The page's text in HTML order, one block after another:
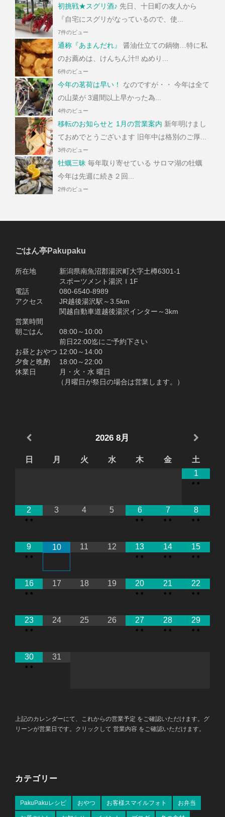
初挑戦★スグリ酒♪ 先日、十日町の友人から
『自宅にスグリがなっているので、使...
7件のビュー
通称『あまんだれ』
醤油仕立ての鍋物…特に私
のお薦めは、けんちん汁!! ぬめり...
6件のビュー
今年の茗荷は早い！
なのですが・・ 今年は全て
の山菜が 3週間以上早かった為...
4件のビュー
移転のお知らせと 1月の営業案内 新年明けまし
ておめでとうございます 旧年中は格別のご厚...
3件のビュー
牡蠣三昧 毎年取り寄せている サロマ湖の牡蠣
今年は先週に続き２回...
2件のビュー
ごはん亭Pakupaku
所在地 新潟県南魚沼郡湯沢町大字土樽6301-1
スポーツメント湯沢Ｉ1F
電話 080-6540-8989
アクセス JR越後湯沢駅～3.5km
関越自動車道越後湯沢インター～3km
営業時間
朝ごはん 08:00～10:00
前日22:00迄にご予約下さい
お昼とおやつ 12:00～14:00
夕食と晩酌 18:00～22:00
休業日 月・火・水 曜日
（月曜日が祭日の場合は営業します。）
2026 8月
日 月 火 水 木 金
土
1
• •
2
• •
3 4 5
6
• •
7
• •
8
• •
9
• •
10 11 12
13
• •
14
• •
15
• •
16
• •
17 18 19
20
• •
21
• •
22
• •
23
• •
24 25 26
27
• •
28
• •
29
• •
30
• •
31
上記のカレンダーにて、これからの営業予定 をご確認いただけます。グ
リーンが営業日です。クリックして 営業内容 をご確認いただけます。
カテゴリー
PakuPakuレシピ おやつ お客様スマイルフォト お弁当